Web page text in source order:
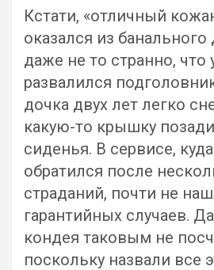
Кстати, «отличный
оказался из
даже не то странно, что
развалился
дочка двух лет легко
какую-то крышку
сиденья. В сервисе,
обратился после
страданий, почти не
гарантийных случаев.
кондея таковым не
поскольку назвали все